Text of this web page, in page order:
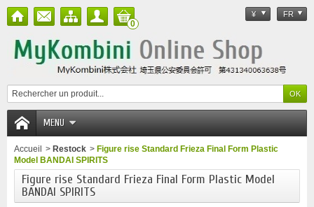
¥ FR
0
MENU
Accueil > Restock > Figure rise Standard Frieza Final Form Plastic
Model BANDAI SPIRITS
Figure rise Standard Frieza Final Form Plastic Model
BANDAI SPIRITS